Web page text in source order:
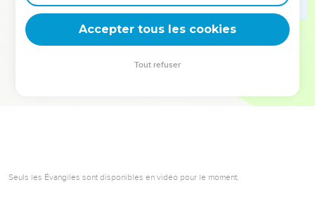
deviennent vos tremplins. Que vous guidiez un ministère, une
équipe, un groupe ou une famille, leur expérience est faite
Seuls les Évangiles sont disponibles en vidéo pour le moment.
Accepter tous les cookies
Tout refuser